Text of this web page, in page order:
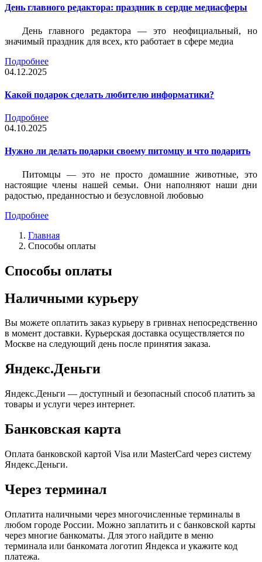
День главного редактора: праздник в сердце медиасферы
День главного редактора — это неофициальный, но
значимый праздник для всех, кто работает в сфере медиа
Подробнее
04.12.2025
Какой подарок сделать любителю информатики?
Подробнее
04.10.2025
Нужно ли делать подарки своему питомцу и что подарить
Питомцы — это не просто домашние животные, это
настоящие члены нашей семьи. Они наполняют наши дни
радостью, преданностью и безусловной любовью
Подробнее
Главная
Способы оплаты
Способы оплаты
Наличными курьеру
Вы можете оплатить заказ курьеру в гривнах непосредственно
в момент доставки. Курьерская доставка осуществляется по
Москве на следующий день после принятия заказа.
Яндекс.Деньги
Яндекс.Деньги — доступный и безопасный способ платить за
товары и услуги через интернет.
Банковская карта
Оплата банковской картой Visa или MasterCard через систему
Яндекс.Деньги.
Через терминал
Оплатита наличными через многочисленные терминалы в
любом городе России. Можно заплатить и с банковской карты
через многие банкоматы. Для этого найдите в меню
терминала или банкомата логотип Яндекса и укажите код
платежа.